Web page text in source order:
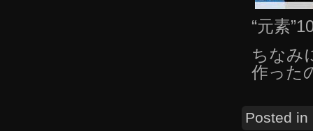
“元素
ちなみ
作った
Posted in